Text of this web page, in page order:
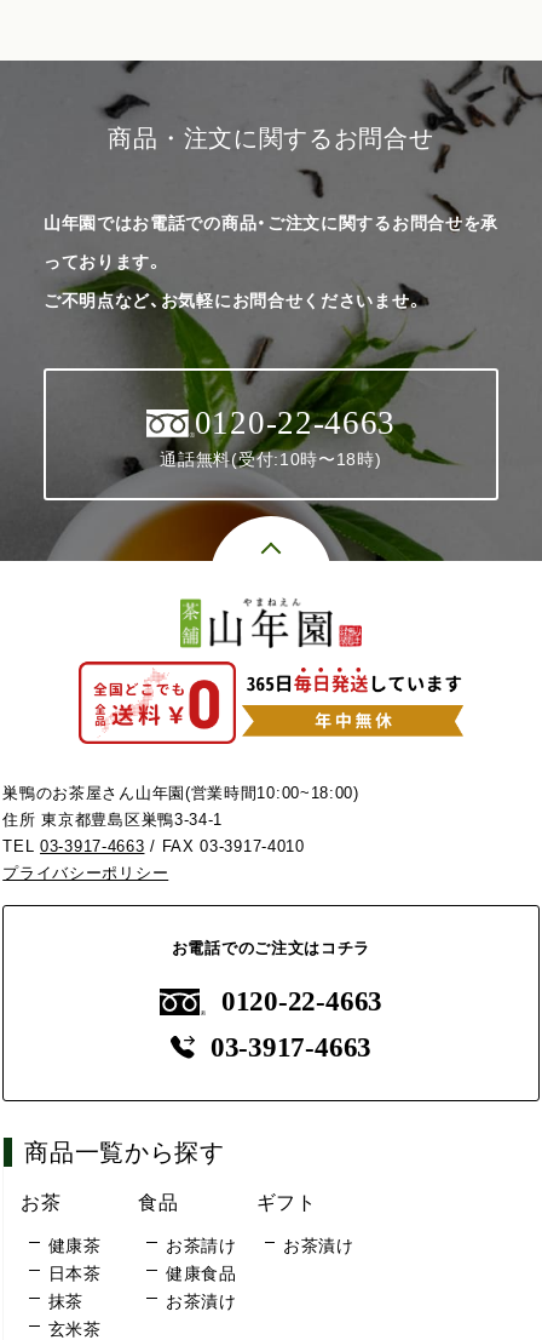
商品・注文に関するお問合せ
山年園ではお電話での商品・ご注文に関するお問合せを承
っております。
ご不明点など、お気軽にお問合せくださいませ。
0120-22-4663
通話無料(受付:10時〜18時)
巣鴨のお茶屋さん山年園(営業時間10:00~18:00)
住所 東京都豊島区巣鴨3-34-1
TEL03-3917-4663 / FAX 03-3917-4010
プライバシーポリシー
お電話でのご注文はコチラ
0120-22-4663
03-3917-4663
商品一覧から探す
お茶
健康茶
日本茶
抹茶
玄米茶
食品
お茶請け
健康食品
お茶漬け
ギフト
お茶漬け